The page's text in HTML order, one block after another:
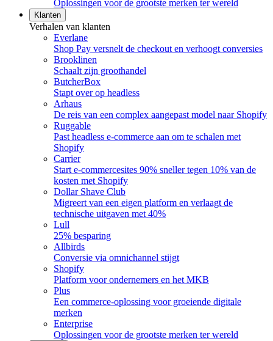
Oplossingen voor de grootste merken ter wereld
Klanten
Verhalen van klanten
Everlane
Shop Pay versnelt de checkout en verhoogt conversies
Brooklinen
Schaalt zijn groothandel
ButcherBox
Stapt over op headless
Arhaus
De reis van een complex aangepast model naar Shopify
Ruggable
Past headless e-commerce aan om te schalen met
Shopify
Carrier
Start e-commercesites 90% sneller tegen 10% van de
kosten met Shopify
Dollar Shave Club
Migreert van een eigen platform en verlaagt de
technische uitgaven met 40%
Lull
25% besparing
Allbirds
Conversie via omnichannel stijgt
Shopify
Platform voor ondernemers en het MKB
Plus
Een commerce-oplossing voor groeiende digitale
merken
Enterprise
Oplossingen voor de grootste merken ter wereld